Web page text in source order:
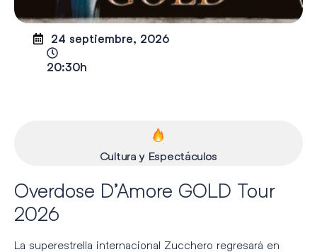
24 septiembre, 2026
20:30h
Cultura y Espectáculos
Overdose D’Amore GOLD Tour
2026
La superestrella internacional Zucchero regresará en